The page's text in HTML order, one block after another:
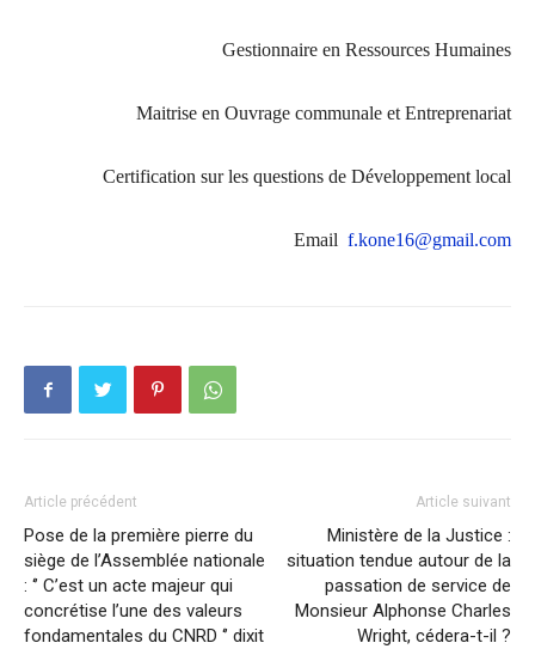
Gestionnaire en Ressources Humaines
Maitrise en Ouvrage communale et Entreprenariat
Certification sur les questions de Développement local
Email f.kone16@gmail.com
Article précédent
Pose de la première pierre du
siège de l’Assemblée nationale
: ‘’ C’est un acte majeur qui
concrétise l’une des valeurs
fondamentales du CNRD ‘’ dixit
Article suivant
Ministère de la Justice :
situation tendue autour de la
passation de service de
Monsieur Alphonse Charles
Wright, cédera-t-il ?